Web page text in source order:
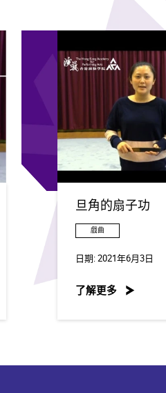
旦角的扇子功
戲曲
日期:2021年6月3日
了解更多